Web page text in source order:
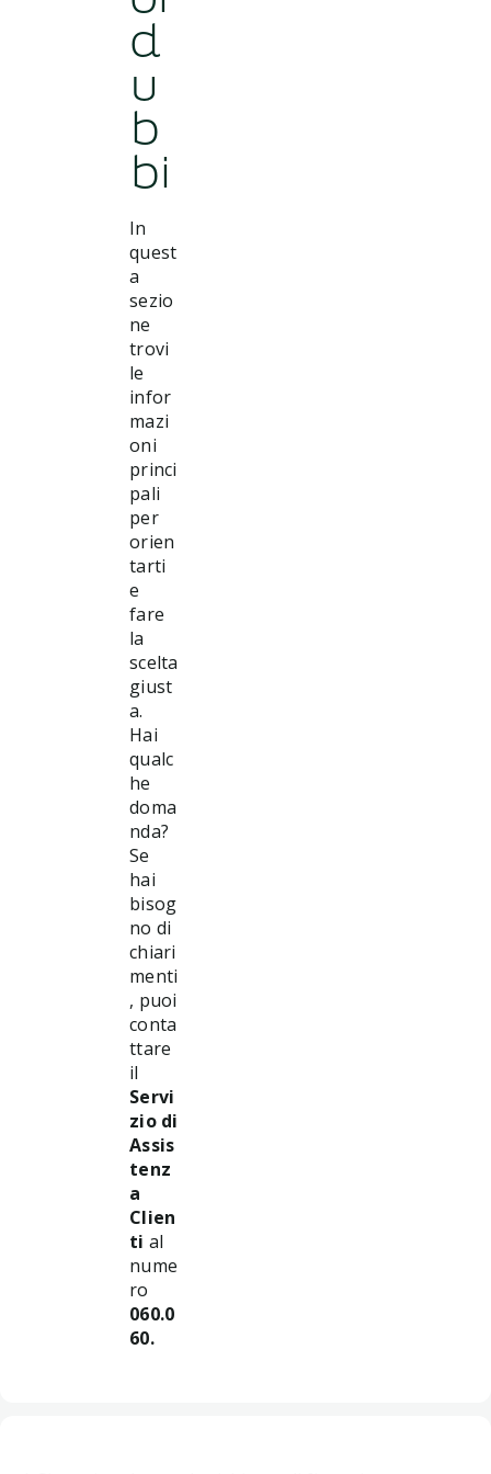
d
u
b
bi
In
quest
a
sezio
ne
trovi
le
infor
mazi
oni
princi
pali
per
orien
tarti
e
fare
la
scelta
giust
a.
Hai
qualc
he
doma
nda?
Se
hai
bisog
no di
chiari
menti
, puoi
conta
ttare
il
Servi
zio di
Assis
tenz
a
Clien
ti al
nume
ro
060.0
60.